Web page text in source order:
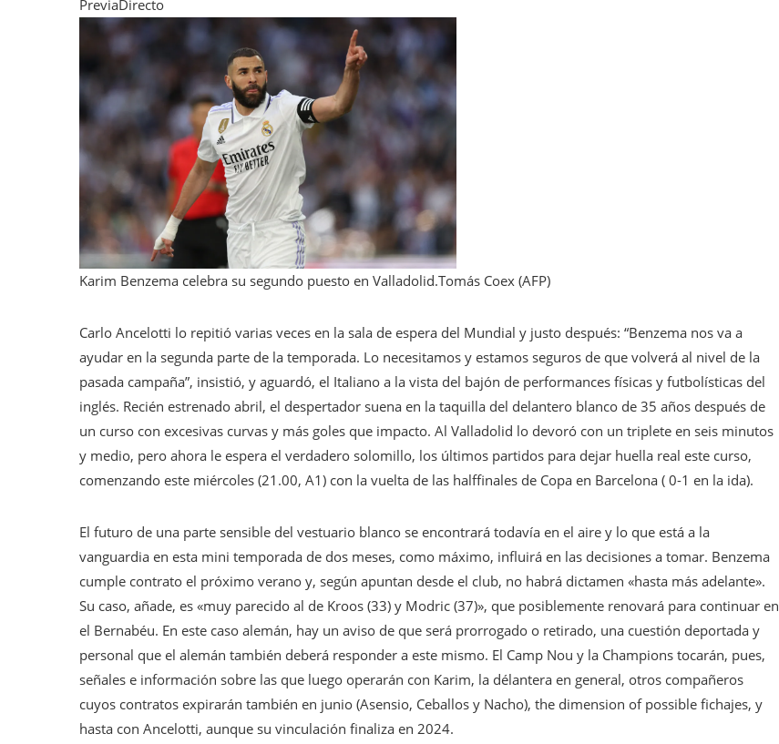
PreviaDirecto
Karim Benzema celebra su segundo puesto en Valladolid.Tomás Coex (AFP)
Carlo Ancelotti lo repitió varias veces en la sala de espera del Mundial y justo después: “Benzema nos va a
ayudar en la segunda parte de la temporada. Lo necesitamos y estamos seguros de que volverá al nivel de la
pasada campaña”, insistió, y aguardó, el Italiano a la vista del bajón de performances físicas y futbolísticas del
inglés. Recién estrenado abril, el despertador suena en la taquilla del delantero blanco de 35 años después de
un curso con excesivas curvas y más goles que impacto. Al Valladolid lo devoró con un triplete en seis minutos
y medio, pero ahora le espera el verdadero solomillo, los últimos partidos para dejar huella real este curso,
comenzando este miércoles (21.00, A1) con la vuelta de las halffinales de Copa en Barcelona ( 0-1 en la ida).
El futuro de una parte sensible del vestuario blanco se encontrará todavía en el aire y lo que está a la
vanguardia en esta mini temporada de dos meses, como máximo, influirá en las decisiones a tomar. Benzema
cumple contrato el próximo verano y, según apuntan desde el club, no habrá dictamen «hasta más adelante».
Su caso, añade, es «muy parecido al de Kroos (33) y Modric (37)», que posiblemente renovará para continuar en
el Bernabéu. En este caso alemán, hay un aviso de que será prorrogado o retirado, una cuestión deportada y
personal que el alemán también deberá responder a este mismo. El Camp Nou y la Champions tocarán, pues,
señales e información sobre las que luego operarán con Karim, la délantera en general, otros compañeros
cuyos contratos expirarán también en junio (Asensio, Ceballos y Nacho), the dimension of possible fichajes, y
hasta con Ancelotti, aunque su vinculación finaliza en 2024.